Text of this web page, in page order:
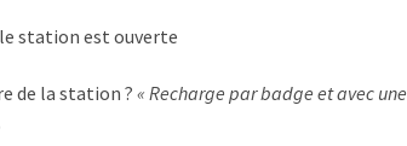
station est ouverte
de la station ? « Recharge par badge et avec une